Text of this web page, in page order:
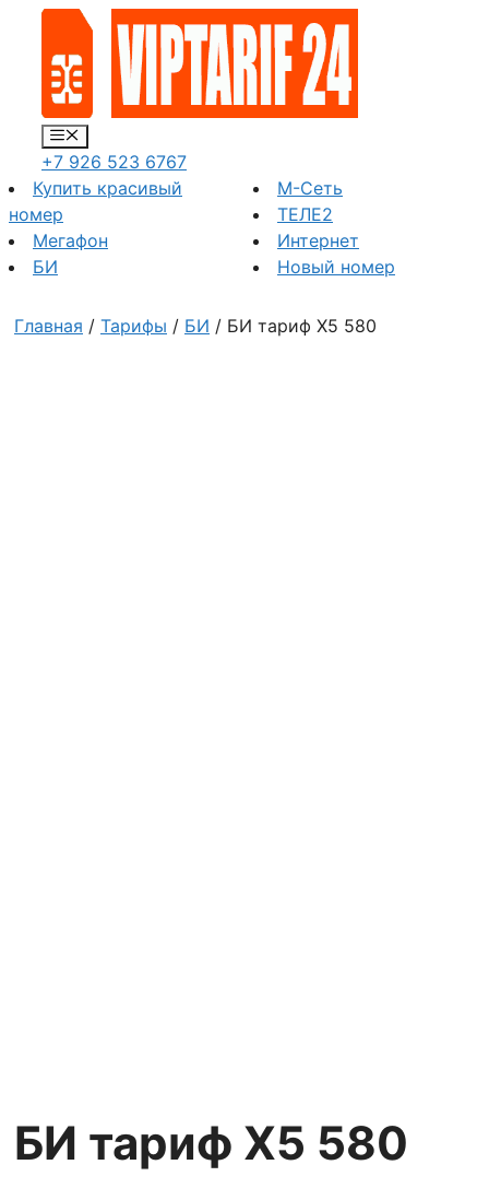
содержимому
Меню
+7 926 523 6767
Купить красивый
номер
Мегафон
БИ
М-Сеть
ТЕЛЕ2
Интернет
Новый номер
Главная / Тарифы / БИ / БИ тариф Х5 580
БИ тариф Х5 580